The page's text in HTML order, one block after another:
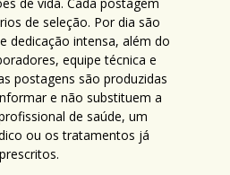
de seleção. Por dia são
dedicação intensa, além do
equipe técnica e
postagens são produzidas
e não substituem a
de saúde, um
ou os tratamentos já
prescritos.